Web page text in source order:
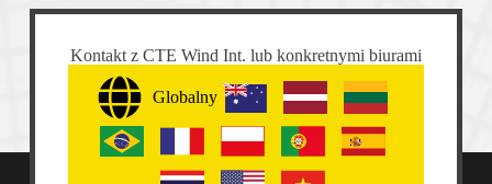
Kontakt z CTE Wind Int. lub konkretnymi biurami
Globalny